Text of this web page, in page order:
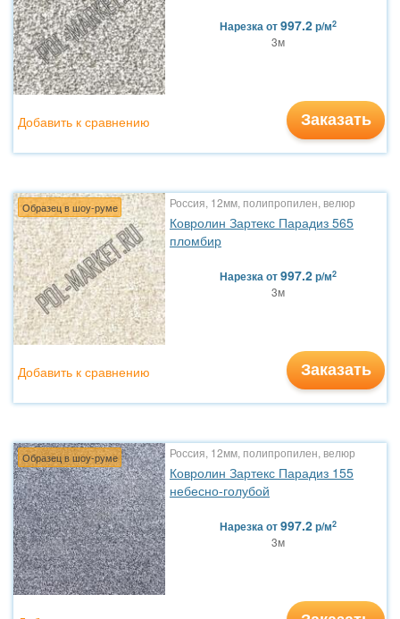
Нарезкаот997.2р/м2
3м
Заказать
Добавить к сравнению
Образец в шоу-руме Россия, 12мм, полипропилен, велюр
Ковролин Зартекс Парадиз 565
пломбир
Нарезкаот997.2р/м2
3м
Заказать
Добавить к сравнению
Образец в шоу-руме Россия, 12мм, полипропилен, велюр
Ковролин Зартекс Парадиз 155
небесно-голубой
Нарезкаот997.2р/м2
3м